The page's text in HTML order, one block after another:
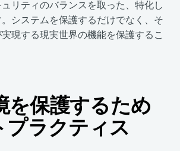
リティのバランスを取った、特化し
システムを保護するだけでなく、そ
現する現実世界の機能を保護するこ
を保護するため
プラクティス